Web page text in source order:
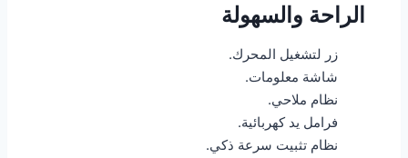
الراحة والسهولة
زر لتشغيل المحرك.
شاشة معلومات.
نظام ملاحي.
فرامل يد كهربائية.
نظام تثبيت سرعة ذكي.